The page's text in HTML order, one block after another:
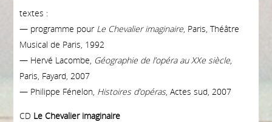
textes :
— programme pour Le Chevalier imaginaire, Paris, Théâtre
Musical de Paris, 1992
— Hervé Lacombe, Géographie de l’opéra au XXe siècle,
Paris, Fayard, 2007
— Philippe Fénelon, Histoires d’opéras, Actes sud, 2007
CD Le Chevalier imaginaire